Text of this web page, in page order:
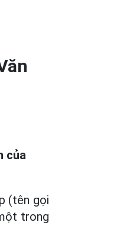
của
(tên gọi
trong